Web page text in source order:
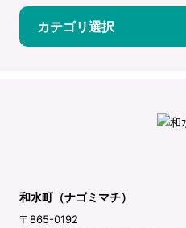
カテゴリ選択
和水町（ナゴミマチ）
〒865-0192